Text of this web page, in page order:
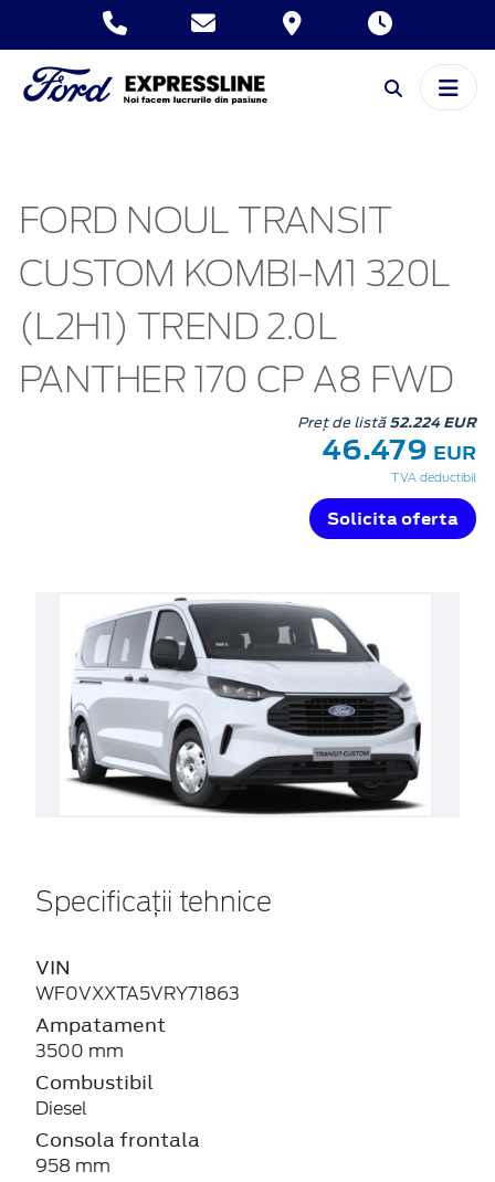
FORD NOUL TRANSIT
CUSTOM KOMBI-M1 320L
(L2H1) TREND 2.0L
PANTHER 170 CP A8 FWD
Preț de listă52.224 EUR
46.479 EUR
TVA deductibil
Solicita oferta
Specificații tehnice
VIN
WF0VXXTA5VRY71863
Ampatament
3500 mm
Combustibil
Diesel
Consola frontala
958 mm